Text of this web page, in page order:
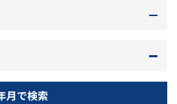
月で検索